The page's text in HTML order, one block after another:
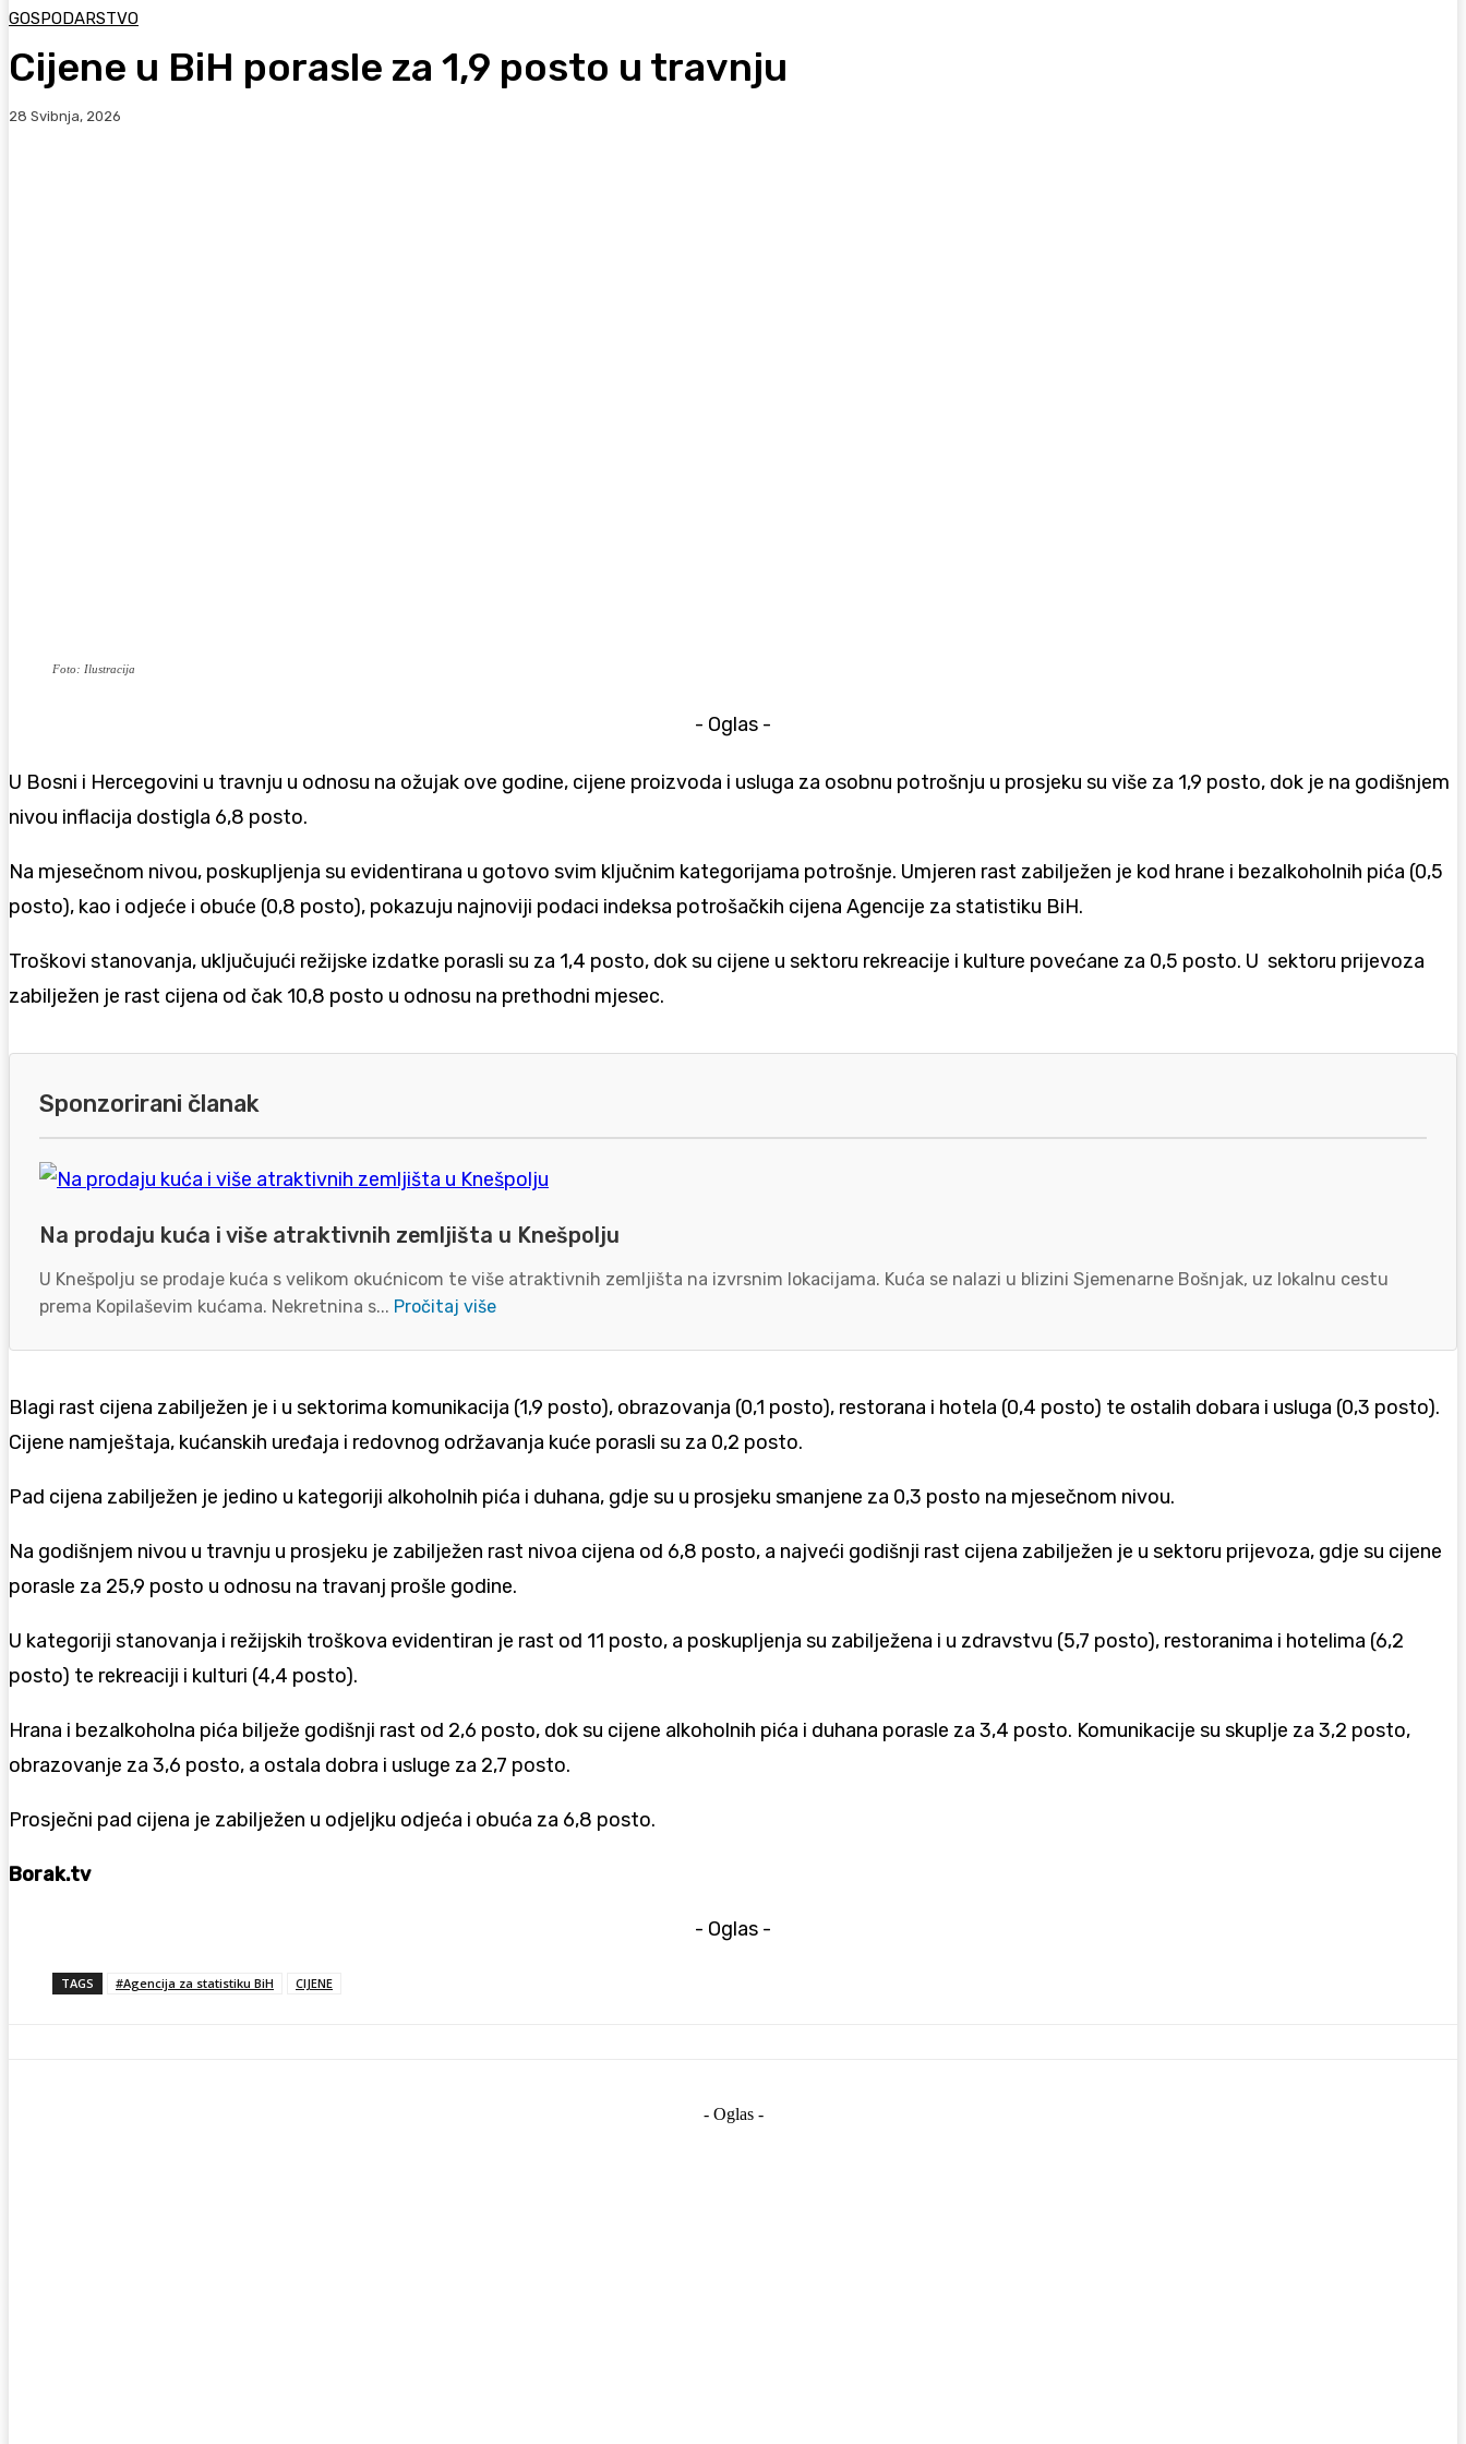
GOSPODARSTVO
Cijene u BiH porasle za 1,9 posto u travnju
28 Svibnja, 2026
Foto: Ilustracija
- Oglas -
U Bosni i Hercegovini u travnju u odnosu na ožujak ove godine, cijene proizvoda i usluga za osobnu potrošnju u prosjeku su više za 1,9 posto, dok je na godišnjem
nivou inflacija dostigla 6,8 posto.
Na mjesečnom nivou, poskupljenja su evidentirana u gotovo svim ključnim kategorijama potrošnje. Umjeren rast zabilježen je kod hrane i bezalkoholnih pića (0,5
posto), kao i odjeće i obuće (0,8 posto), pokazuju najnoviji podaci indeksa potrošačkih cijena Agencije za statistiku BiH.
Troškovi stanovanja, uključujući režijske izdatke porasli su za 1,4 posto, dok su cijene u sektoru rekreacije i kulture povećane za 0,5 posto. U sektoru prijevoza
zabilježen je rast cijena od čak 10,8 posto u odnosu na prethodni mjesec.
Sponzorirani članak
Na prodaju kuća i više atraktivnih zemljišta u Knešpolju
U Knešpolju se prodaje kuća s velikom okućnicom te više atraktivnih zemljišta na izvrsnim lokacijama. Kuća se nalazi u blizini Sjemenarne Bošnjak, uz lokalnu cestu
prema Kopilaševim kućama. Nekretnina s... Pročitaj više
Blagi rast cijena zabilježen je i u sektorima komunikacija (1,9 posto), obrazovanja (0,1 posto), restorana i hotela (0,4 posto) te ostalih dobara i usluga (0,3 posto).
Cijene namještaja, kućanskih uređaja i redovnog održavanja kuće porasli su za 0,2 posto.
Pad cijena zabilježen je jedino u kategoriji alkoholnih pića i duhana, gdje su u prosjeku smanjene za 0,3 posto na mjesečnom nivou.
Na godišnjem nivou u travnju u prosjeku je zabilježen rast nivoa cijena od 6,8 posto, a najveći godišnji rast cijena zabilježen je u sektoru prijevoza, gdje su cijene
porasle za 25,9 posto u odnosu na travanj prošle godine.
U kategoriji stanovanja i režijskih troškova evidentiran je rast od 11 posto, a poskupljenja su zabilježena i u zdravstvu (5,7 posto), restoranima i hotelima (6,2
posto) te rekreaciji i kulturi (4,4 posto).
Hrana i bezalkoholna pića bilježe godišnji rast od 2,6 posto, dok su cijene alkoholnih pića i duhana porasle za 3,4 posto. Komunikacije su skuplje za 3,2 posto,
obrazovanje za 3,6 posto, a ostala dobra i usluge za 2,7 posto.
Prosječni pad cijena je zabilježen u odjeljku odjeća i obuća za 6,8 posto.
Borak.tv
- Oglas -
TAGS #Agencija za statistiku BiH CIJENE
- Oglas -